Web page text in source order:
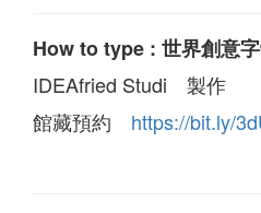
How to type : 世界創意
IDEAfried Studi 製作
館藏預約 https://bit.ly/